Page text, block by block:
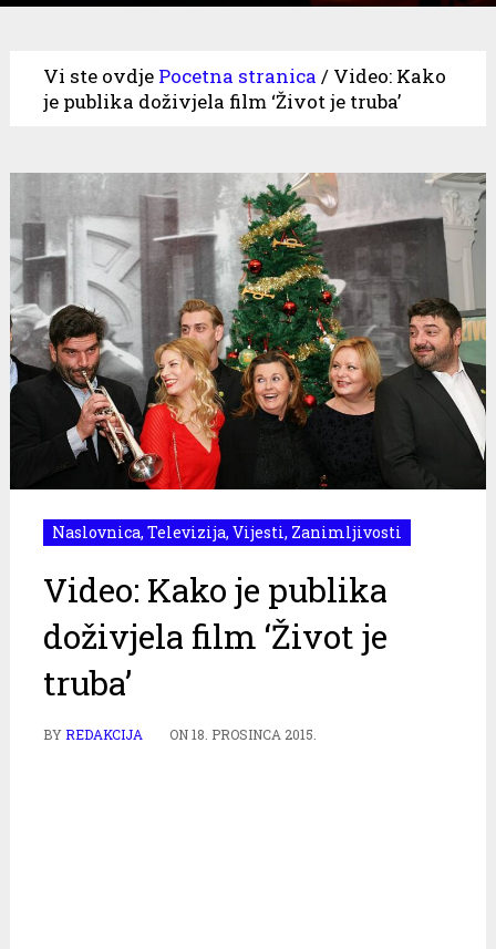
Vi ste ovdje Pocetna stranica / Video: Kako
je publika doživjela film ‘Život je truba’
Naslovnica, Televizija, Vijesti, Zanimljivosti
Video: Kako je publika
doživjela film ‘Život je
truba’
BYREDAKCIJA ON18. PROSINCA 2015.